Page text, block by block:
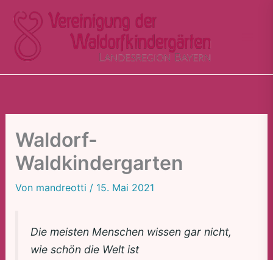
Inhalt
springen
Waldorf-
Waldkindergarten
Von mandreotti / 15. Mai 2021
Die meisten Menschen wissen gar nicht,
wie schön die Welt ist